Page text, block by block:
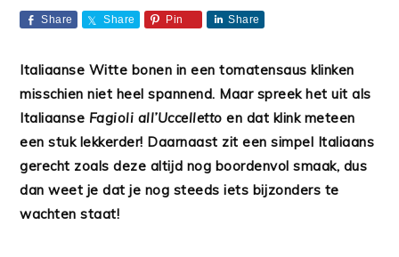
Share Share Pin Share
Italiaanse Witte bonen in een tomatensaus klinken
misschien niet heel spannend. Maar spreek het uit als
Italiaanse Fagioli all’Uccelletto en dat klink meteen
een stuk lekkerder! Daarnaast zit een simpel Italiaans
gerecht zoals deze altijd nog boordenvol smaak, dus
dan weet je dat je nog steeds iets bijzonders te
wachten staat!